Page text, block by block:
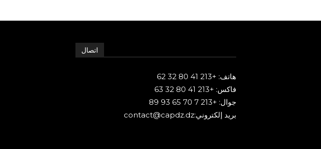
اتصال
هاتف: +213 41 80 32 62
فاكس: +213 41 80 32 63
جوال: +213 7 70 65 93 89
بريد إلكتروني:contact@capdz.dz